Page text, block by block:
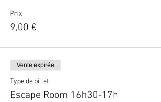
Prix
9,00 €
Vente expirée
Type de billet
Escape Room 16h30-17h